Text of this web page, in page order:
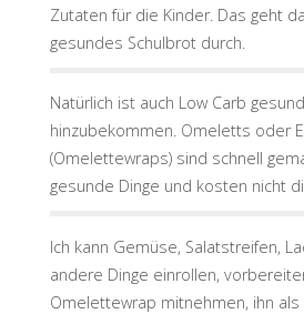
Zutaten für die Kinder. Das geht
gesundes Schulbrot durch.
Natürlich ist auch Low Carb
hinzubekommen. Omeletts oder
(Omelettewraps) sind schnell
gesunde Dinge und kosten nicht
Ich kann Gemüse, Salatstreifen,
andere Dinge einrollen,
Omelettewrap mitnehmen, ihn als